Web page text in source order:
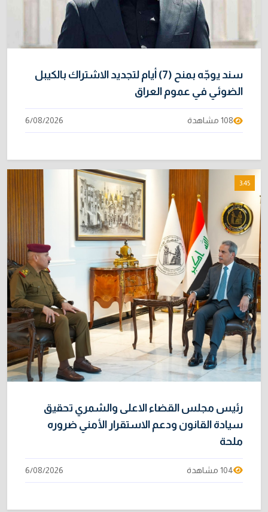
سند يوجّه بمنح (7) أيام لتجديد الاشتراك بالكيبل
الضوئي في عموم العراق
108 مشاهدة 6/08/2026
3:45
رئيس مجلس القضاء الاعلى والشمري تحقيق
سيادة القانون ودعم الاستقرار الأمني ضروره
ملحة
104 مشاهدة 6/08/2026